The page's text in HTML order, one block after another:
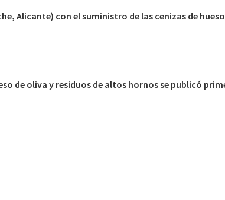
Alicante) con el suministro de las cenizas de
de oliva y residuos de altos hornos se publicó